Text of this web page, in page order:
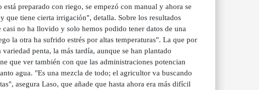
preparado con riego, se empezó con manual y ahora se
que tiene cierta irrigación", detalla. Sobre los resultados
no ha llovido y solo hemos podido tener datos de una
la otra ha sufrido estrés por altas temperaturas". La que por
penta, la más tardía, aunque se han plantado
que ver también con que las administraciones potencian
agua. "Es una mezcla de todo; el agricultor va buscando
asegura Laso, que añade que hasta ahora era más difícil